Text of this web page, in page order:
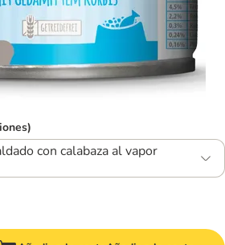
con calabaza al vapor